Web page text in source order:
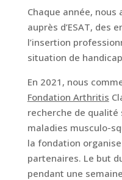
Chaque année,
auprès d’ESAT, des
l’insertion
situation de
En 2021, nous
Fondation Arthritis
recherche de
maladies musculo-
la fondation
partenaires. Le but
pendant une